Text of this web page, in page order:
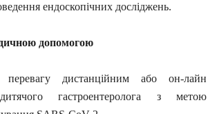
ендоскопічних досліджень.
допомогою
перевагу дистанційним або он-лайн
дитячого гастроентеролога з метою